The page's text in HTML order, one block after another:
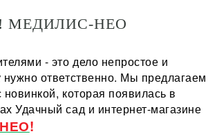
МЕДИЛИС-НЕО
- это дело непростое и
нужно ответственно. Мы предлагаем
новинкой, которая появилась в
Удачный сад и интернет-магазине
!